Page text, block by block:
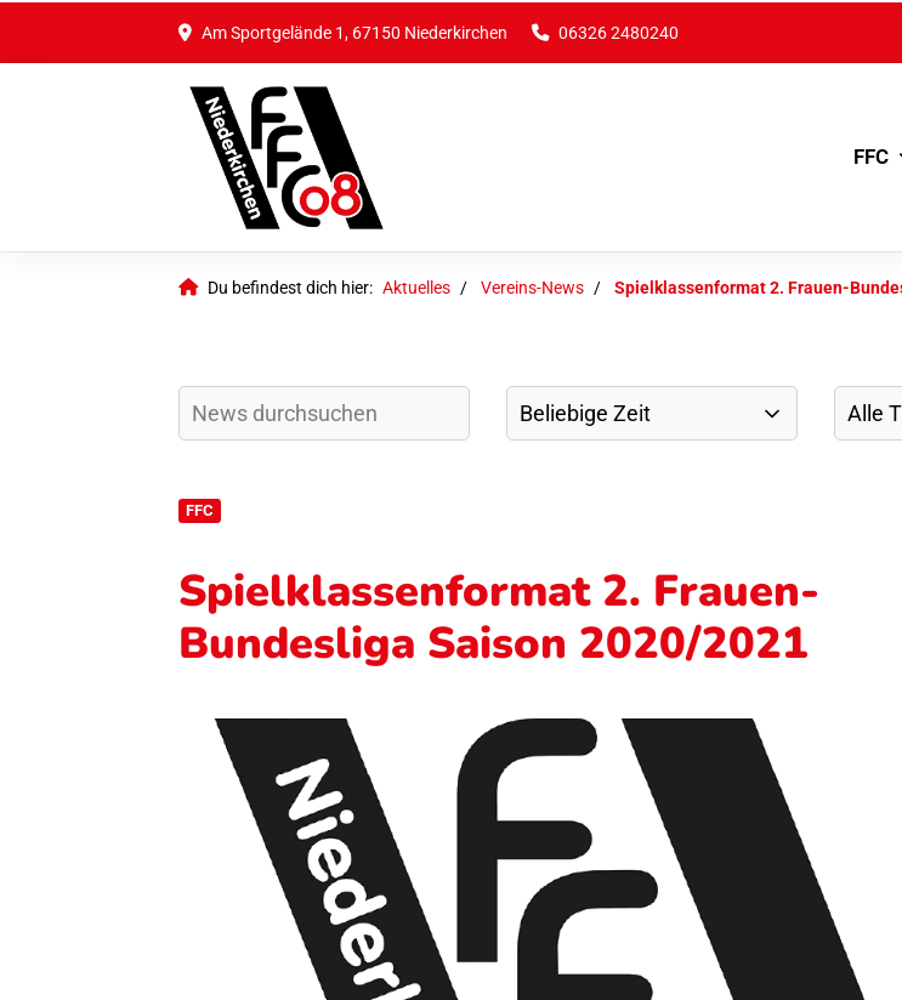
Am Sportgelände 1, 67150 Niederkirchen 06326 2480240
FFC
Du befindest dich hier: Aktuelles Vereins-News Spielklassenformat 2. Frauen-
FFC
Spielklassenformat 2. Frauen-
Bundesliga Saison 2020/2021